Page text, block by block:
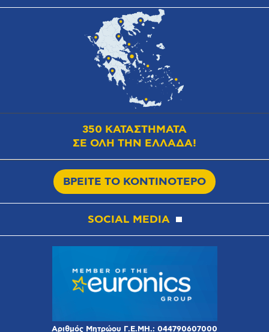
350 ΚΑΤΑΣΤΗΜΑΤΑ
ΣΕ ΟΛΗ ΤΗΝ ΕΛΛΑΔΑ!
ΒΡΕΙΤΕ ΤΟ ΚΟΝΤΙΝΟΤΕΡΟ
SOCIAL MEDIA